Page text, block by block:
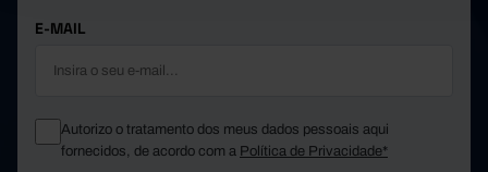
E-MAIL
Autorizo o tratamento dos meus dados pessoais aqui
fornecidos, de acordo com a Política de Privacidade*